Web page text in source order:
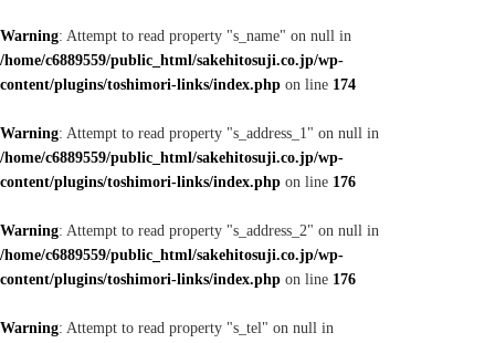
Warning: Attempt to read property "s_name" on null in
/home/c6889559/public_html/sakehitosuji.co.jp/wp-
content/plugins/toshimori-links/index.php on line 174
Warning: Attempt to read property "s_address_1" on null in
/home/c6889559/public_html/sakehitosuji.co.jp/wp-
content/plugins/toshimori-links/index.php on line 176
Warning: Attempt to read property "s_address_2" on null in
/home/c6889559/public_html/sakehitosuji.co.jp/wp-
content/plugins/toshimori-links/index.php on line 176
Warning: Attempt to read property "s_tel" on null in